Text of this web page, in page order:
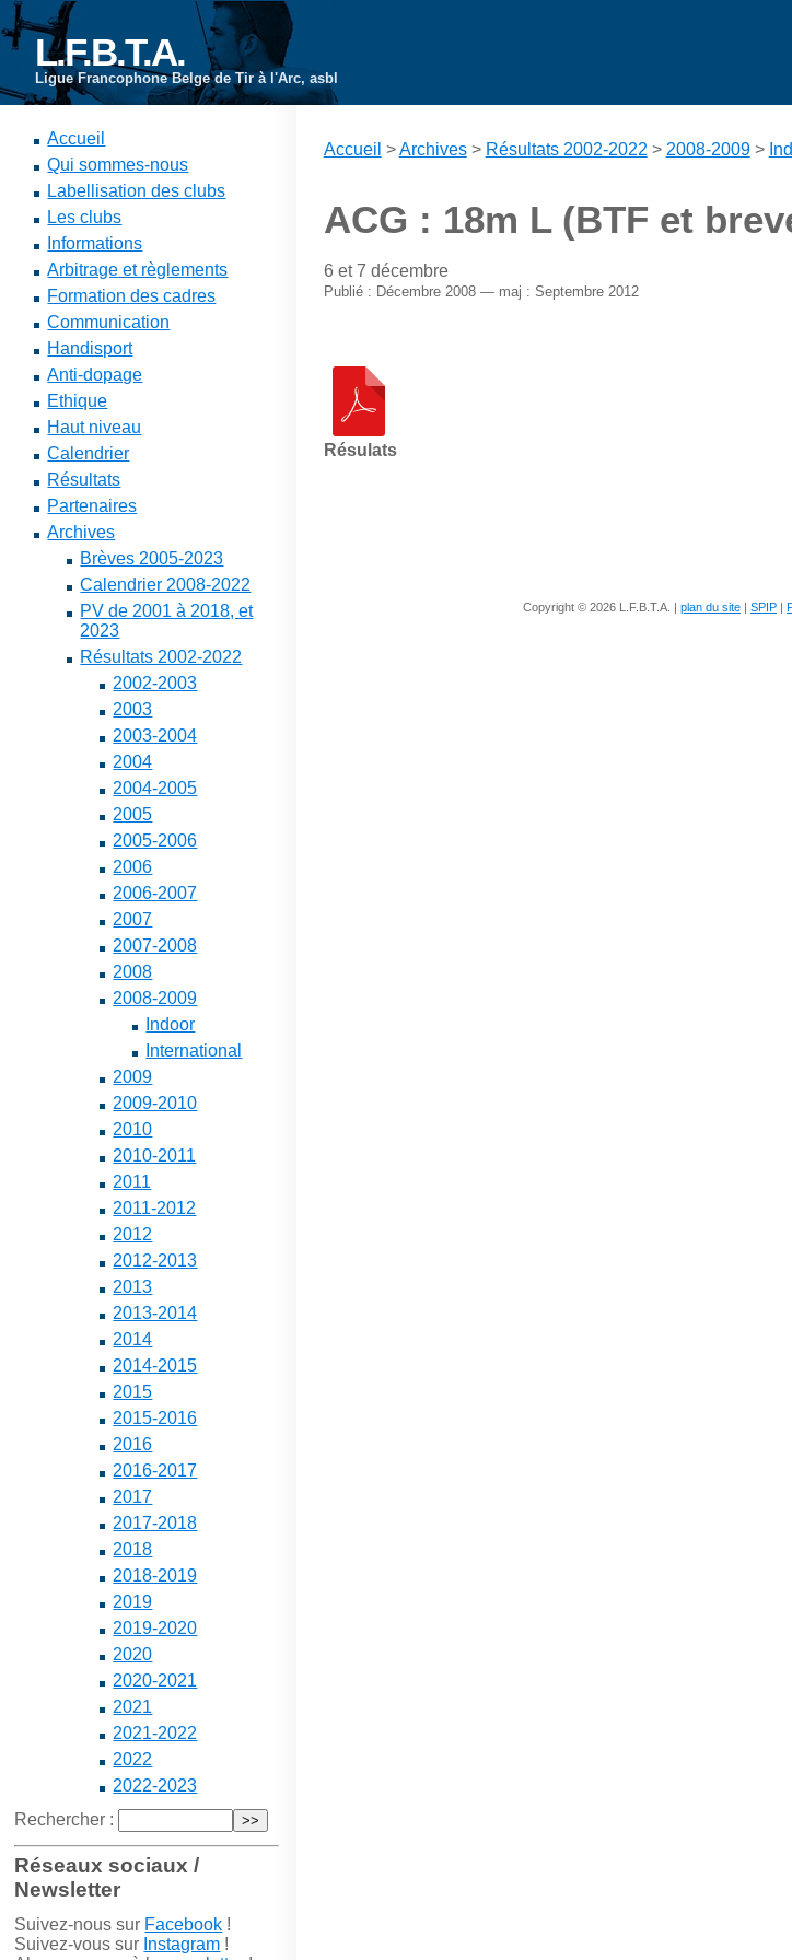
L.F.B.T.A.
Ligue Francophone Belge de Tir à l'Arc, asbl
Accueil
Qui sommes-nous
Labellisation des clubs
Les clubs
Informations
Arbitrage et règlements
Formation des cadres
Communication
Handisport
Anti-dopage
Ethique
Haut niveau
Calendrier
Résultats
Partenaires
Archives
Brèves 2005-2023
Calendrier 2008-2022
PV de 2001 à 2018, et
2023
Résultats 2002-2022
2002-2003
2003
2003-2004
2004
2004-2005
2005
2005-2006
2006
2006-2007
2007
2007-2008
2008
2008-2009
Indoor
International
2009
2009-2010
2010
2010-2011
2011
2011-2012
2012
2012-2013
2013
2013-2014
2014
2014-2015
2015
2015-2016
2016
2016-2017
2017
2017-2018
2018
2018-2019
2019
2019-2020
2020
2020-2021
2021
2021-2022
2022
2022-2023
Rechercher :
Réseaux sociaux /
Newsletter
Suivez-nous sur Facebook !
Suivez-vous sur Instagram !
Accueil >Archives> Résultats 2002-2022 > 2008-2009>
ACG : 18m L (BTF et
6 et 7 décembre
Publié : Décembre 2008 — maj : Septembre 2012
Résulats
Copyright © 2026 L.F.B.T.A. | plan du site | SPIP |